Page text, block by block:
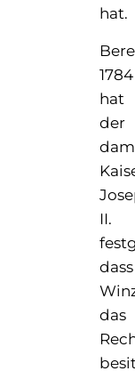
hat.
1784
hat
der
II.
dass
das